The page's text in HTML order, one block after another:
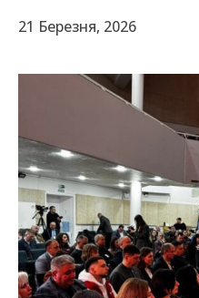
21 Березня, 2026